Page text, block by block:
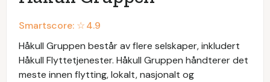
Smartscore: ☆4.9
Håkull Gruppen består av flere selskaper, inkludert
Håkull Flyttetjenester. Håkull Gruppen håndterer det
meste innen flytting, lokalt, nasjonalt og